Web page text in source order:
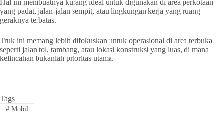
Hal ini membuatnya kurang ideal untuk digunakan di area perkotaan
yang padat, jalan-jalan sempit, atau lingkungan kerja yang ruang
geraknya terbatas.
Truk ini memang lebih difokuskan untuk operasional di area terbuka
seperti jalan tol, tambang, atau lokasi konstruksi yang luas, di mana
kelincahan bukanlah prioritas utama.
Tags
#Mobil